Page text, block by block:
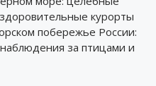
курорты
побережье России:
за птицами и